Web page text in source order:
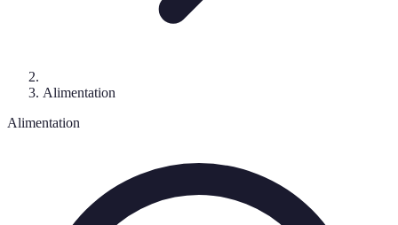
Alimentation
Alimentation